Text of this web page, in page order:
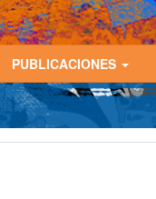
PUBLICACIONES